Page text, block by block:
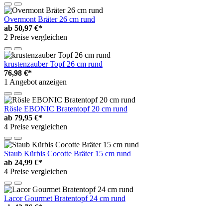
Overmont Bräter 26 cm rund
ab 50,97 €*
2 Preise vergleichen
krustenzauber Topf 26 cm rund
76,98 €*
1 Angebot anzeigen
Rösle EBONIC Bratentopf 20 cm rund
ab 79,95 €*
4 Preise vergleichen
Staub Kürbis Cocotte Bräter 15 cm rund
ab 24,99 €*
4 Preise vergleichen
Lacor Gourmet Bratentopf 24 cm rund